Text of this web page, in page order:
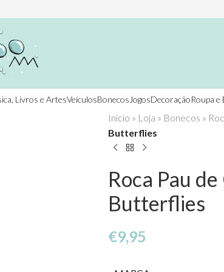
Livros e ArtesVeículosBonecos JogosDecoraçãoRoupa e
Início » Loja » Bonecos »
Butterflies
Roca Pau
Butterflies
€9,95